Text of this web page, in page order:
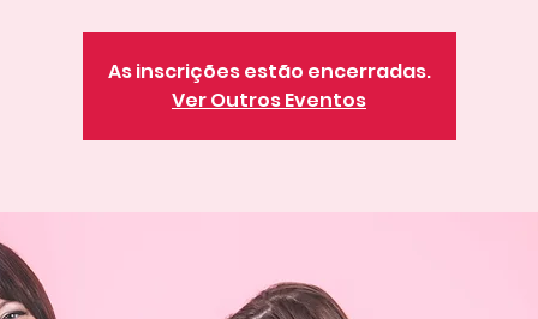
As inscrições estão encerradas.
Ver Outros Eventos